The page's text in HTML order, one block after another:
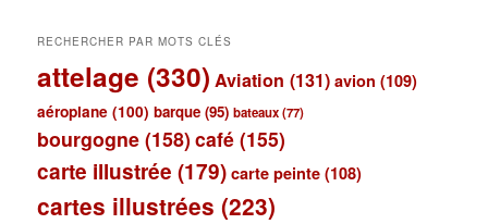
RECHERCHER PAR MOTS CLÉS
attelage (330) Aviation (131) avion (109)
aéroplane (100) barque (95) bateaux(77)
bourgogne (158) café (155)
carte illustrée (179) carte peinte (108)
cartes illustrées (223)